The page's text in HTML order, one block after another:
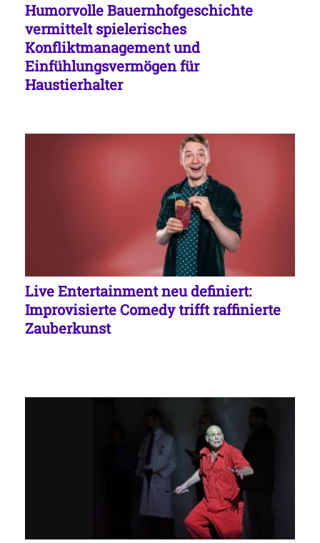
Humorvolle Bauernhofgeschichte
vermittelt spielerisches
Konfliktmanagement und
Einfühlungsvermögen für
Haustierhalter
Live Entertainment neu definiert:
Improvisierte Comedy trifft raffinierte
Zauberkunst